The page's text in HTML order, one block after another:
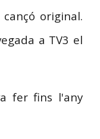
original.
a TV3 el
fer fins l'any